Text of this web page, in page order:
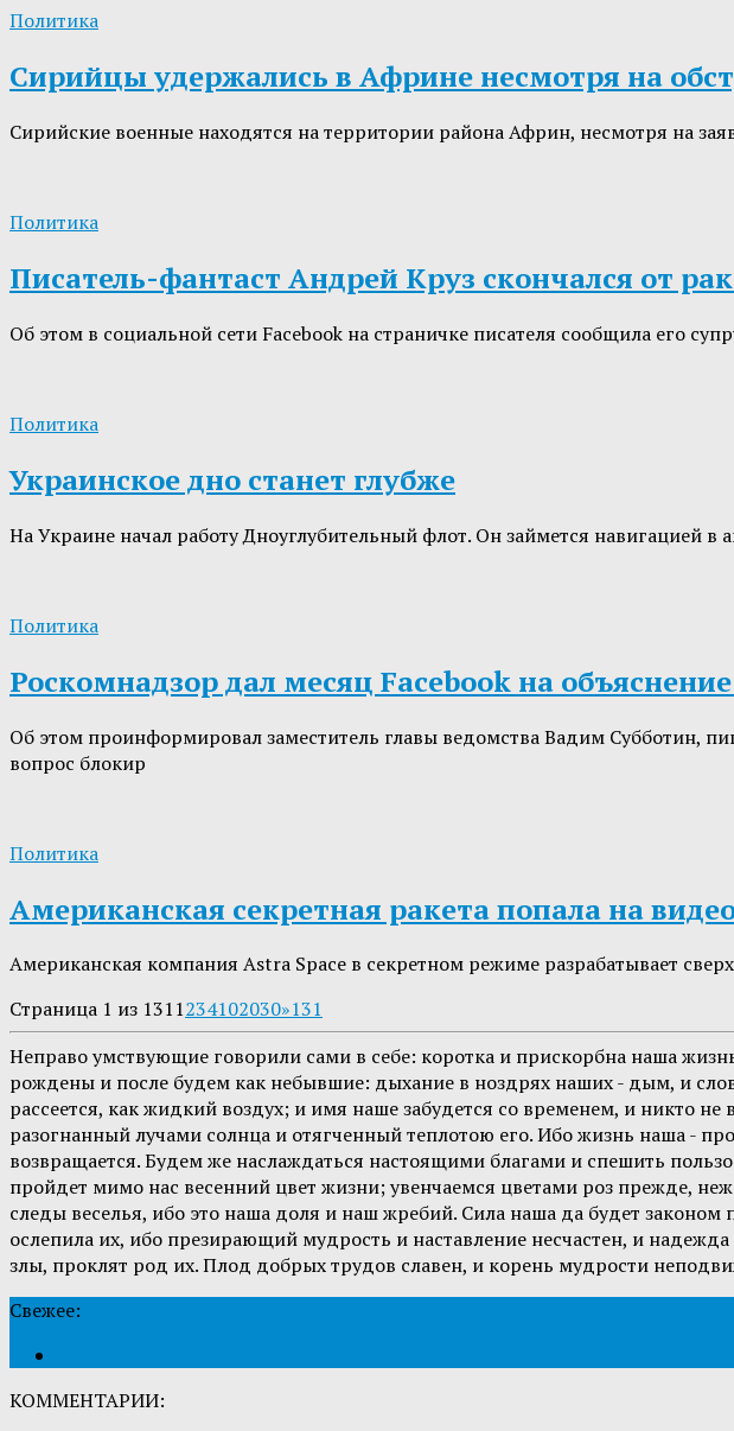
Политика
Сирийцы удержались в Африне несмотря на
Сирийские военные находятся на территории района Африн, несмотря на
Политика
Писатель-фантаст Андрей Круз скончался от
Об этом в социальной сети Facebook на страничке писателя сообщила его
Политика
Украинское дно станет глубже
На Украине начал работу Дноуглубительный флот. Он займется навигацией
Политика
Роскомнадзор дал месяц Facebook на
Об этом проинформировал заместитель главы ведомства Вадим Субботин,
вопрос блокир
Политика
Американская секретная ракета попала на
Американская компания Astra Space в секретном режиме разрабатывает
Страница 1 из 1311234102030»131
Неправо умствующие говорили сами в себе: коротка и прискорбна наша
рождены и после будем как небывшие: дыхание в ноздрях наших - дым, и
рассеется, как жидкий воздух; и имя наше забудется со временем, и никто
разогнанный лучами солнца и отягченный теплотою его. Ибо жизнь наша -
возвращается. Будем же наслаждаться настоящими благами и спешить
пройдет мимо нас весенний цвет жизни; увенчаемся цветами роз прежде,
следы веселья, ибо это наша доля и наш жребий. Сила наша да будет
ослепила их, ибо презирающий мудрость и наставление несчастен, и
злы, проклят род их. Плод добрых трудов славен, и корень мудрости
Свежее:
КОММЕНТАРИИ: